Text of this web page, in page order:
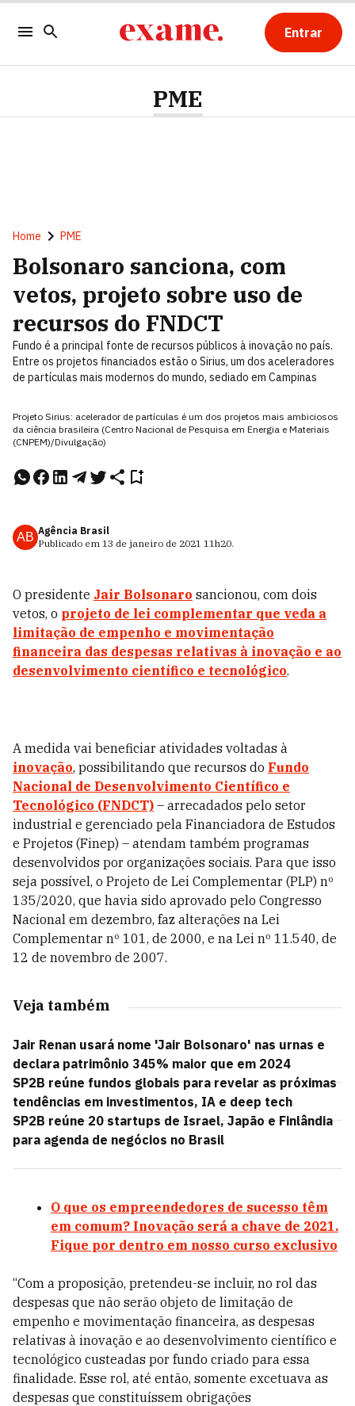
Entrar
PME
Home PME
Bolsonaro sanciona, com
vetos, projeto sobre uso de
recursos do FNDCT
Fundo é a principal fonte de recursos públicos à inovação no país.
Entre os projetos financiados estão o Sirius, um dos aceleradores
de partículas mais modernos do mundo, sediado em Campinas
Projeto Sirius: acelerador de partículas é um dos projetos mais ambiciosos
da ciência brasileira (Centro Nacional de Pesquisa em Energia e Materiais
(CNPEM)/Divulgação)
AB Agência Brasil
Publicado em 13 de janeiro de 2021 11h20.
O presidente Jair Bolsonaro sancionou, com dois
vetos, o projeto de lei complementar que veda a
limitação de empenho e movimentação
financeira das despesas relativas à inovação e ao
desenvolvimento científico e tecnológico.
A medida vai beneficiar atividades voltadas à
inovação, possibilitando que recursos do Fundo
Nacional de Desenvolvimento Científico e
Tecnológico (FNDCT) – arrecadados pelo setor
industrial e gerenciado pela Financiadora de Estudos
e Projetos (Finep) – atendam também programas
desenvolvidos por organizações sociais. Para que isso
seja possível, o Projeto de Lei Complementar (PLP) nº
135/2020, que havia sido aprovado pelo Congresso
Nacional em dezembro, faz alterações na Lei
Complementar nº 101, de 2000, e na Lei nº 11.540, de
12 de novembro de 2007.
Veja também
Jair Renan usará nome 'Jair Bolsonaro' nas urnas e
declara patrimônio 345% maior que em 2024
SP2B reúne fundos globais para revelar as próximas
tendências em investimentos, IA e deep tech
SP2B reúne 20 startups de Israel, Japão e Finlândia
para agenda de negócios no Brasil
O que os empreendedores de sucesso têm
em comum? Inovação será a chave de 2021.
Fique por dentro em nosso curso exclusivo
“Com a proposição, pretendeu-se incluir, no rol das
despesas que não serão objeto de limitação de
empenho e movimentação financeira, as despesas
relativas à inovação e ao desenvolvimento científico e
tecnológico custeadas por fundo criado para essa
finalidade. Esse rol, até então, somente excetuava as
despesas que constituíssem obrigações